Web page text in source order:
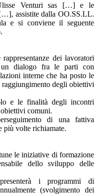
Venturi sas […] e le
assistite dalla OO.SS.LL.
e si conviene il seguente
dei lavoratori
dialogo fra le parti con
interne che ha posto le
degli obiettivi
e le finalità degli incontri
comuni.
di una fattiva
più volte richiamate.
le iniziative di formazione
dello sviluppo delle
i programmi di
(svolgimento dei